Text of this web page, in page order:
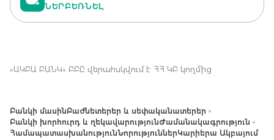
ՆԵՐԲԵՌՆԵԼ
«ԱԿԲԱ ԲԱՆԿ» ԲԲԸ վերահսկվում է ՀՀ ԿԲ կողմից
Բանկի մասինԲաժնետերեր և սեփականատերեր
Բանկի խորհուրդ և ղեկավարությունԺամանակագրություն
ՀամապատասխանությունՆորություններԿարիերա Ակբայում